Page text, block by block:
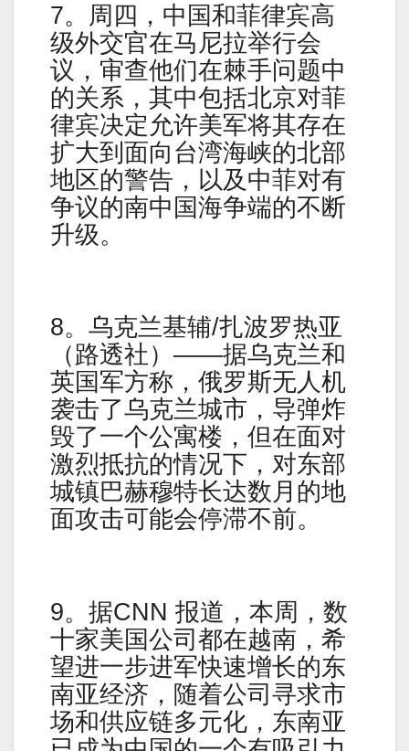
7。周四，中国和菲律宾高
级外交官在马尼拉举行会
议，审查他们在棘手问题中
的关系，其中包括北京对菲
律宾决定允许美军将其存在
扩大到面向台湾海峡的北部
地区的警告，以及中菲对有
争议的南中国海争端的不断
升级。
8。乌克兰基辅/扎波罗热亚
（路透社）——据乌克兰和
英国军方称，俄罗斯无人机
袭击了乌克兰城市，导弹炸
毁了一个公寓楼，但在面对
激烈抵抗的情况下，对东部
城镇巴赫穆特长达数月的地
面攻击可能会停滞不前。
9。据CNN 报道，本周，数
十家美国公司都在越南，希
望进一步进军快速增长的东
南亚经济，随着公司寻求市
场和供应链多元化，东南亚